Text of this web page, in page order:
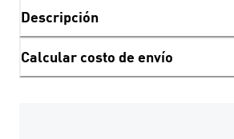
Descripción
Calcular costo de envío